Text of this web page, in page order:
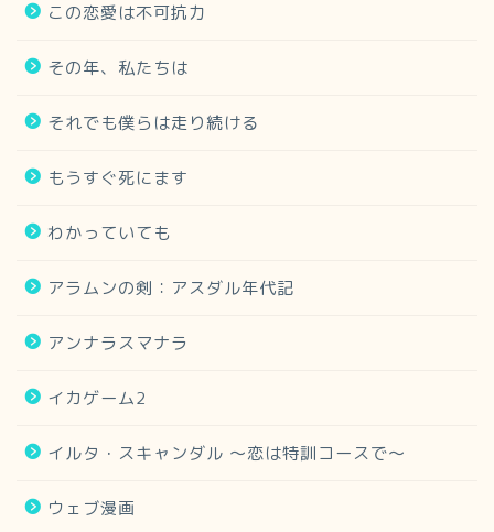
この恋愛は不可抗力
その年、私たちは
それでも僕らは走り続ける
もうすぐ死にます
わかっていても
アラムンの剣：アスダル年代記
アンナラスマナラ
イカゲーム2
イルタ・スキャンダル 〜恋は特訓コースで〜
ウェブ漫画